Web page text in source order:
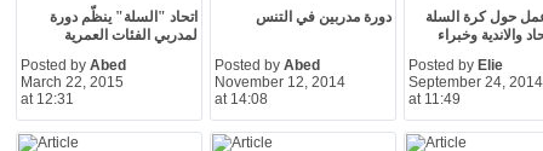
اتحاد "السلة" ينظّم دورة
لمدربي الفئات العمرية
Posted by Abed
March 22, 2015
at 12:31
دورة مدربين في التنس
Posted by Abed
November 12, 2014
at 14:08
حول كرة السلة
والاندية وخبراء
Posted by Elie
September 24, 2014
at 11:49